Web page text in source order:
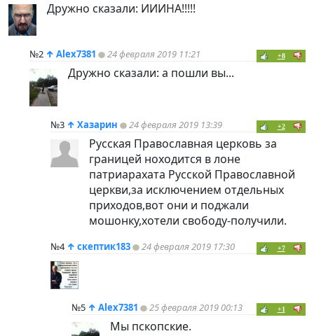
Дружно сказали: ИИИНА!!!!!
№2 ↑ Alex7381 24 февраля 2019 11:21 +8
Дружно сказали: а пошли вы...
№3 ↑ Хазарин 24 февраля 2019 13:39 +2
Русская Православная церковь за
границей ноходится в лоне
патриарахата Русской Православной
церкви,за исключением отдельных
приходов,вот они и поджали
мошонку,хотели свободу-получили.
№4 ↑ скептик183 24 февраля 2019 17:30 +7
№5 ↑ Alex7381 25 февраля 2019 00:13 +1
Мы пскопские.